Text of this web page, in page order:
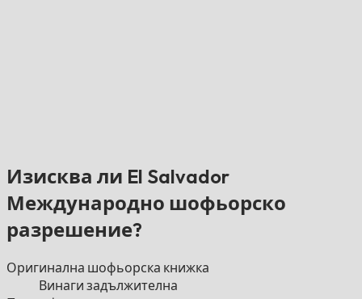
Изисква ли El Salvador
Международно шофьорско
разрешение?
Оригинална шофьорска книжка
Винаги задължителна